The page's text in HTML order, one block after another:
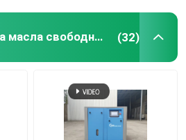
винта
Компрессор винта масла свободный (32)